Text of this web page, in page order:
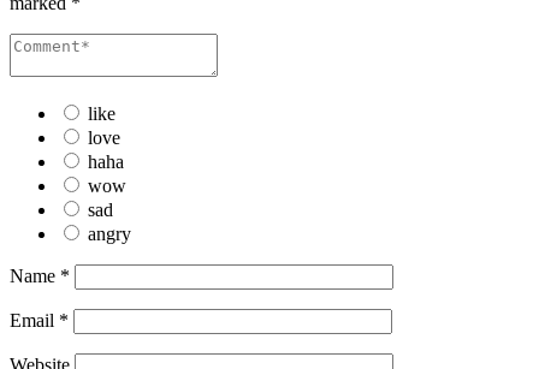
like
love
haha
wow
sad
angry
Name *
Email *
Website